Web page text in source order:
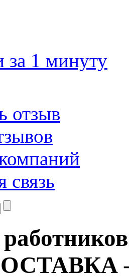
за 1 минуту
отзыв
связь